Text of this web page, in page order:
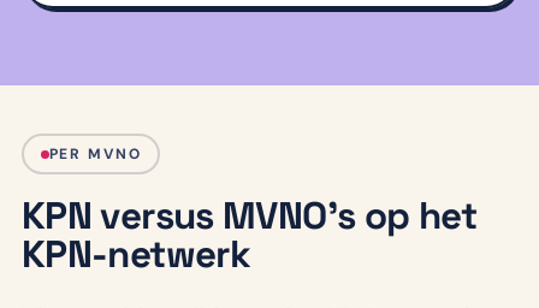
PER MVNO
KPN versus MVNO’s op het
KPN-netwerk